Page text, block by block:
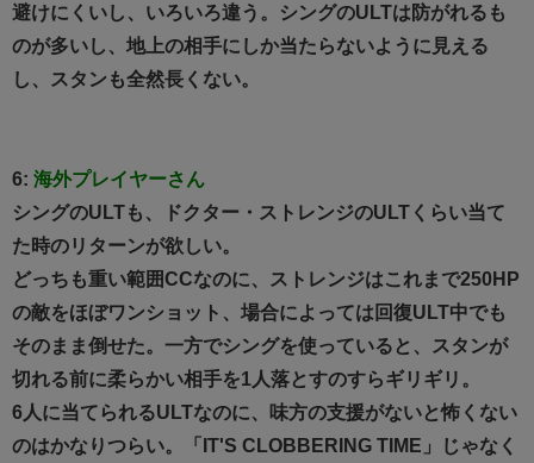
避けにくいし、いろいろ違う。シングのULTは防がれるも
のが多いし、地上の相手にしか当たらないように見える
し、スタンも全然長くない。
6: 海外プレイヤーさん
シングのULTも、ドクター・ストレンジのULTくらい当て
た時のリターンが欲しい。
どっちも重い範囲CCなのに、ストレンジはこれまで250HP
の敵をほぼワンショット、場合によっては回復ULT中でも
そのまま倒せた。一方でシングを使っていると、スタンが
切れる前に柔らかい相手を1人落とすのすらギリギリ。
6人に当てられるULTなのに、味方の支援がないと怖くない
のはかなりつらい。「IT'S CLOBBERING TIME」じゃなく